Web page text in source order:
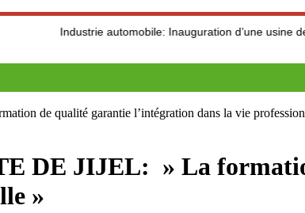
Industrie automobile: Inauguration d’une usine de
de qualité garantie l’intégration dans la vie
DE JIJEL: » La
»